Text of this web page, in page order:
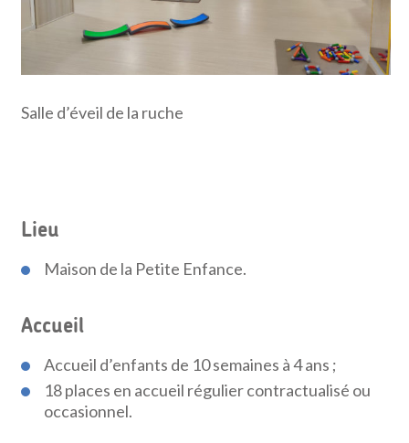
Salle d’éveil de la ruche
Lieu
Maison de la Petite Enfance.
Accueil
Accueil d’enfants de 10 semaines à 4 ans ;
18 places en accueil régulier contractualisé ou
occasionnel.